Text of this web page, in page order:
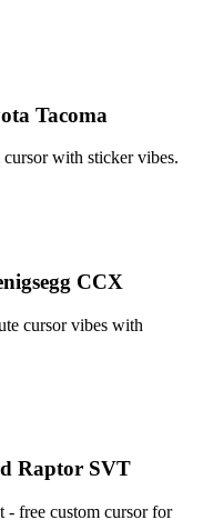
Tacoma
with sticker vibes.
CCX
cursor vibes with
Raptor SVT
- free custom cursor for